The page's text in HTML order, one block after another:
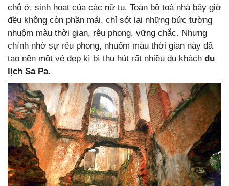
chỗ ở, sinh hoạt của các nữ tu. Toàn bộ toà nhà bây giờ
đều không còn phần mái, chỉ sót lại những bức tường
nhuộm màu thời gian, rêu phong, vững chắc. Nhưng
chính nhờ sự rêu phong, nhuốm màu thời gian này đã
tạo nên một vẻ đẹp kì bì thu hút rất nhiều du khách du
lịch Sa Pa.